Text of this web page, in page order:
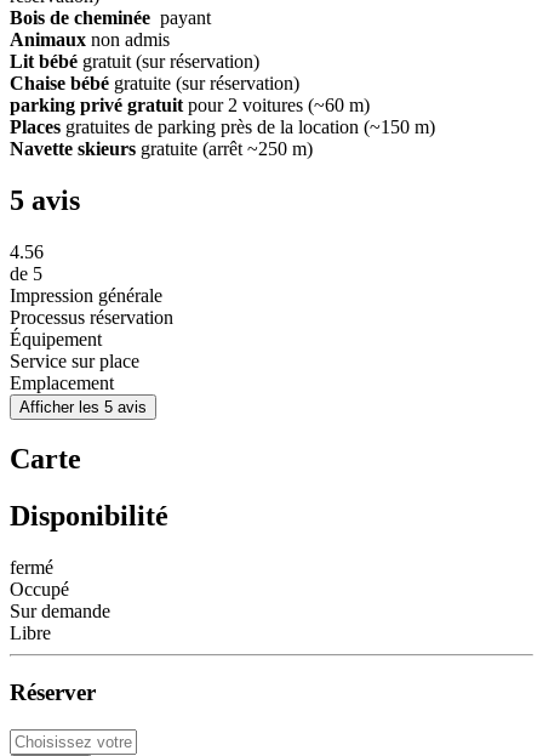
Bois de cheminée payant
Animaux non admis
Lit bébé gratuit (sur réservation)
Chaise bébé gratuite (sur réservation)
parking privé gratuit pour 2 voitures (~60 m)
Places gratuites de parking près de la location (~150 m)
Navette skieurs gratuite (arrêt ~250 m)
5 avis
4.56
de 5
Impression générale
Processus réservation
Équipement
Service sur place
Emplacement
Afficher les 5 avis
Carte
Disponibilité
fermé
Occupé
Sur demande
Libre
Réserver